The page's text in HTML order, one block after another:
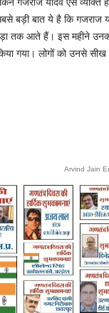
बड़ी बात ये है कि
तक आते हैं। इस महीने
गया। लोगों को उनसे
Arvind Jain